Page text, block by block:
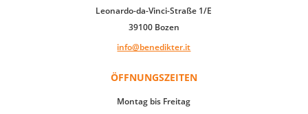
Leonardo-da-Vinci-Straße 1/E
39100 Bozen
info@benedikter.it
ÖFFNUNGSZEITEN
Montag bis Freitag